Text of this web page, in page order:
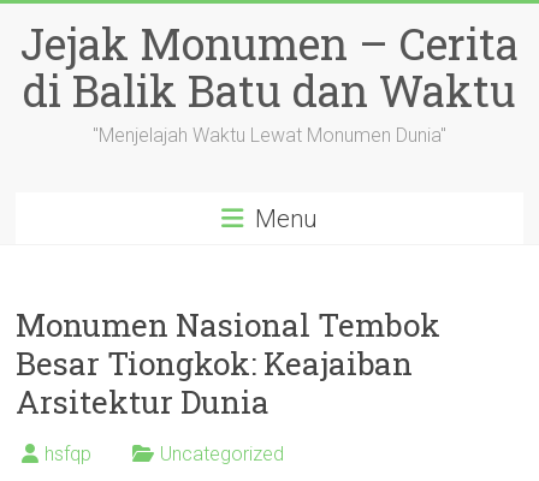
content
Jejak Monumen – Cerita
di Balik Batu dan Waktu
"Menjelajah Waktu Lewat Monumen Dunia"
Menu
Monumen Nasional Tembok
Besar Tiongkok: Keajaiban
Arsitektur Dunia
hsfqp Uncategorized